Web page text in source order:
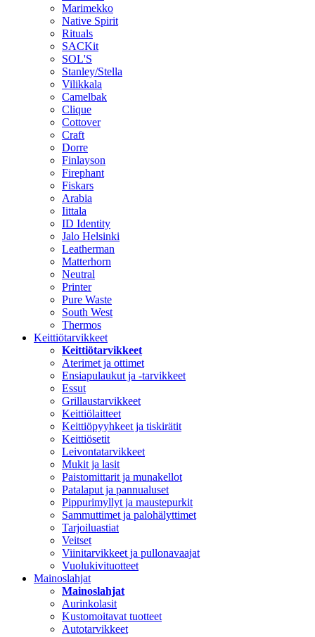
Marimekko
Native Spirit
Rituals
SACKit
SOL'S
Stanley/Stella
Vilikkala
Camelbak
Clique
Cottover
Craft
Dorre
Finlayson
Firephant
Fiskars
Arabia
Iittala
ID Identity
Jalo Helsinki
Leatherman
Matterhorn
Neutral
Printer
Pure Waste
South West
Thermos
Keittiötarvikkeet
Keittiötarvikkeet
Aterimet ja ottimet
Ensiapulaukut ja -tarvikkeet
Essut
Grillaustarvikkeet
Keittiölaitteet
Keittiöpyyhkeet ja tiskirätit
Keittiösetit
Leivontatarvikkeet
Mukit ja lasit
Paistomittarit ja munakellot
Patalaput ja pannualuset
Pippurimyllyt ja maustepurkit
Sammuttimet ja palohälyttimet
Tarjoiluastiat
Veitset
Viinitarvikkeet ja pullonavaajat
Vuolukivituotteet
Mainoslahjat
Mainoslahjat
Aurinkolasit
Kustomoitavat tuotteet
Autotarvikkeet